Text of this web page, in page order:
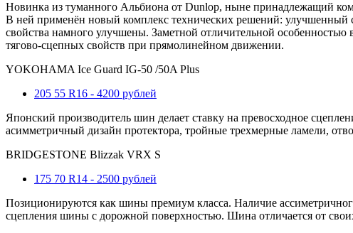
Новинка из туманного Альбиона от Dunlop, ныне принадлежащий
В ней применён новый комплекс технических решений: улучшенный
свойства намного улучшены. Заметной отличительной
тягово-сцепных свойств при прямолинейном движении.
YOKOHAMA Ice Guard IG-50 /50A Plus
205 55 R16 - 4200 рублей
Японский производитель шин делает ставку на превосходное
асимметричный дизайн протектора, тройные трехмерные ламели,
BRIDGESTONE Blizzak VRX S
175 70 R14 - 2500 рублей
Позиционируются как шины премиум класса. Наличие
сцепления шины с дорожной поверхностью. Шина отличается от